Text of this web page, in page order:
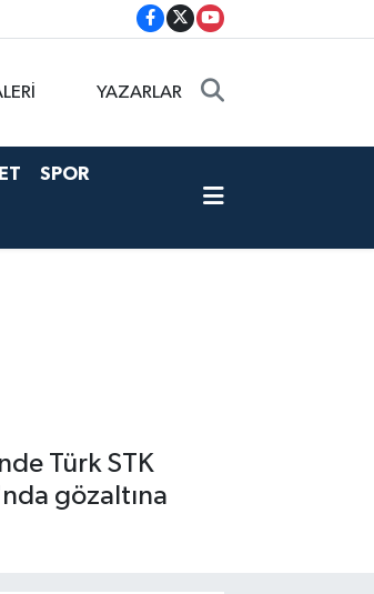
YAZARLAR
SPOR
Türk STK
gözaltına